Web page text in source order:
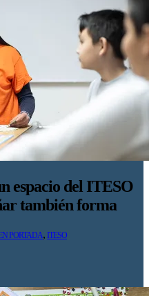
espacio del ITESO
también forma
PORTADA, ITESO